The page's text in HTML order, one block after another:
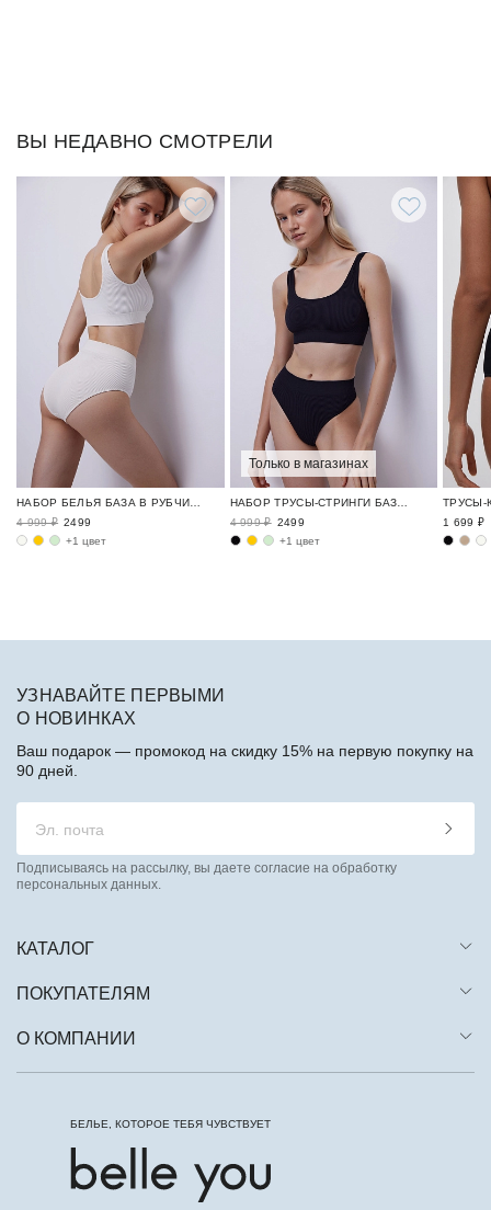
ВЫ НЕДАВНО СМОТРЕЛИ
НАБОР БЕЛЬЯ БАЗА В РУБЧИК / RIBBED BASE
4 999 ₽ 2499
+1 цвет
Только в магазинах
НАБОР ТРУСЫ-СТРИНГИ БАЗА В РУБЧИК / RIBBED BASE
4 999 ₽ 2499
+1 цвет
1 699 ₽
КАТАЛОГ
ПОКУПАТЕЛЯМ
О КОМПАНИИ
УЗНАВАЙТЕ ПЕРВЫМИ
О НОВИНКАХ
Ваш подарок — промокод на скидку 15% на первую покупку на
90 дней.
Подписываясь на рассылку, вы даете согласие на обработку
персональных данных.
БЕЛЬЕ, КОТОРОЕ ТЕБЯ ЧУВСТВУЕТ